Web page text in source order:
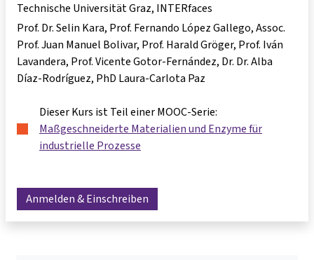
Technische Universität Graz, INTERfaces
Prof. Dr. Selin Kara Prof. Fernando López Gallego Assoc.
Prof. Juan Manuel Bolivar Prof. Harald Gröger Prof. Iván
Lavandera Prof. Vicente Gotor-Fernández Dr. Dr. Alba
Díaz-Rodríguez PhD Laura-Carlota Paz
Dieser Kurs ist Teil einer MOOC-Serie:
Maßgeschneiderte Materialien und Enzyme für
industrielle Prozesse
Anmelden & Einschreiben